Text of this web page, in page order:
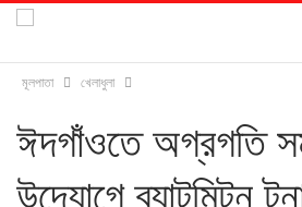
মূলপাতা খেলাধুলা
ঈদগাঁওতে অগ্রগতি
উদ্যোগে ব্যাটমিন্টন